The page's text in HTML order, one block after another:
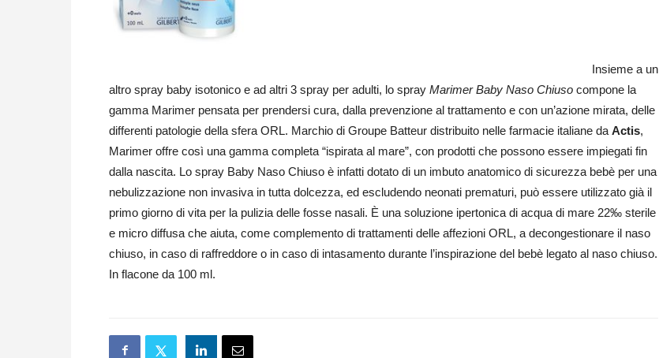
Insieme a un
altro spray baby isotonico e ad altri 3 spray per adulti, lo spray Marimer Baby Naso Chiuso compone la
gamma Marimer pensata per prendersi cura, dalla prevenzione al trattamento e con un’azione mirata, delle
differenti patologie della sfera ORL. Marchio di Groupe Batteur distribuito nelle farmacie italiane da Actis,
Marimer offre così una gamma completa “ispirata al mare”, con prodotti che possono essere impiegati fin
dalla nascita. Lo spray Baby Naso Chiuso è infatti dotato di un imbuto anatomico di sicurezza bebè per una
nebulizzazione non invasiva in tutta dolcezza, ed escludendo neonati prematuri, può essere utilizzato già il
primo giorno di vita per la pulizia delle fosse nasali. È una soluzione ipertonica di acqua di mare 22‰ sterile
e micro diffusa che aiuta, come complemento di trattamenti delle affezioni ORL, a decongestionare il naso
chiuso, in caso di raffreddore o in caso di intasamento durante l’inspirazione del bebè legato al naso chiuso.
In flacone da 100 ml.